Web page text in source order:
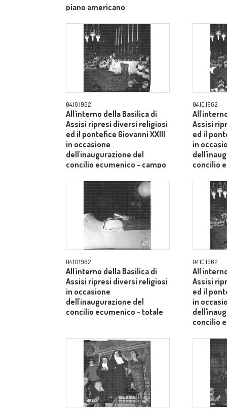
piano americano
04.10.1962
All'interno della Basilica di
Assisi ripresi diversi religiosi
ed il pontefice Giovanni XXIII
in occasione
dell'inaugurazione del
concilio ecumenico - campo
04.10.1962
Assisi
ed il
in
concilio
04.10.1962
All'interno della Basilica di
Assisi ripresi diversi religiosi
in occasione
dell'inaugurazione del
concilio ecumenico - totale
04.10.1962
Assisi
ed il
in
concilio